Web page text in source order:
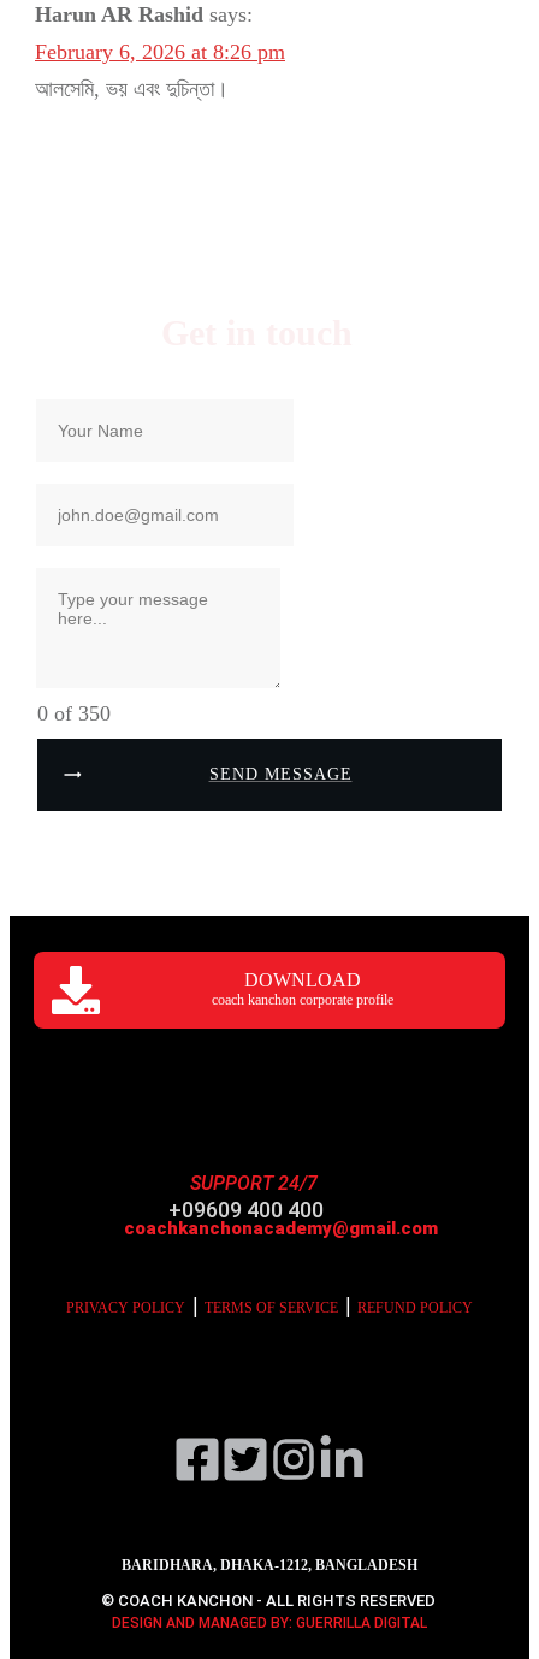
Harun AR Rashid says:
February 6, 2026 at 8:26 pm
আলসেমি, ভয় এবং দুচিন্তা।
0 of 350
SEND MESSAGE
DOWNLOAD
coach kanchon corporate profile
SUPPORT 24/7
+09609 400 400
coachkanchonacademy@gmail.com
PRIVACY POLICY | TERMS OF SERVICE | REFUND POLICY
BARIDHARA, DHAKA-1212, BANGLADESH
© COACH KANCHON - ALL RIGHTS RESERVED
DESIGN AND MANAGED BY: GUERRILLA DIGITAL